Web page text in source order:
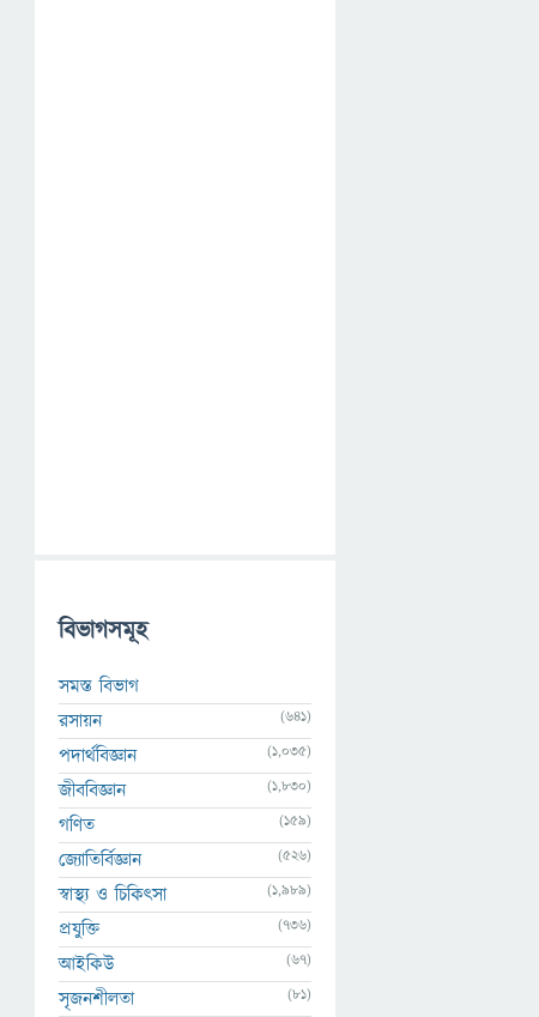
বিভাগসমূহ
সমস্ত বিভাগ
রসায়ন
(641)
পদার্থবিজ্ঞান (1,035)
জীববিজ্ঞান (1,830)
গণিত (159)
জ্যোতির্বিজ্ঞান (526)
স্বাস্থ্য ও চিকিৎসা (1,989)
প্রযুক্তি (736)
আইকিউ (67)
সৃজনশীলতা (81)